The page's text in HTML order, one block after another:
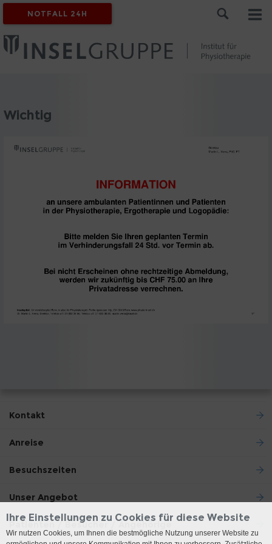
NOTFALL 24H
Wichtig
Kontakt
Anreise
Besuchszeiten
Unser Angebot
Patienten / Besucher / Angehörige
Ihre Einstellungen zu Cookies für diese Website
Wir nutzen Cookies, um Ihnen die bestmögliche Nutzung unserer Website zu